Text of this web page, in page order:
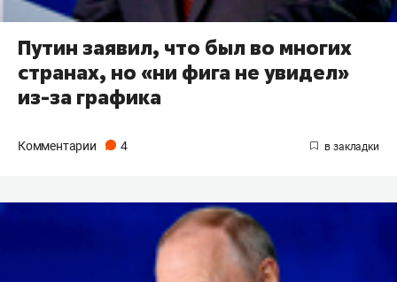
Путин заявил, что был во многих
странах, но «ни фига не увидел»
из-за графика
Комментарии 4